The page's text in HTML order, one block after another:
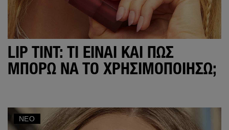
LIP TINT: ΤΙ ΕΊΝΑΙ ΚΑΙ ΠΏΣ
ΜΠΟΡΏ ΝΑ ΤΟ ΧΡΗΣΙΜΟΠΟΙΉΣΩ;
ΝΈΟ